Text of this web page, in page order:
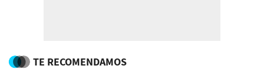
TE RECOMENDAMOS